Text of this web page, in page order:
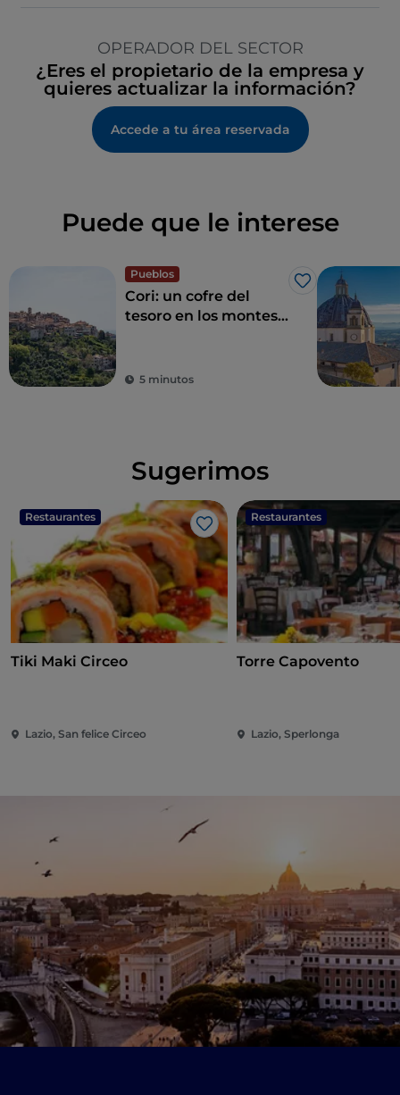
OPERADOR DEL SECTOR
¿Eres el propietario de la empresa y
quieres actualizar la información?
Accede a tu área reservada
Puede que le interese
Pueblos
Me gusta
Cori: un cofre del
tesoro en los montes
5 minutos
Sugerimos
Restaurantes
Me gusta
Tiki Maki Circeo
Lazio, San felice Circeo
Restaurantes
Torre Capovento
Lazio, Sperlonga